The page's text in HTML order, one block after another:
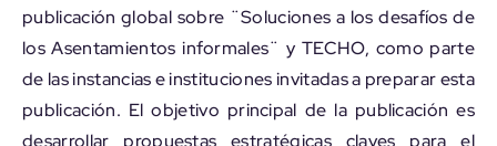
publicación global sobre ¨Soluciones a los desafíos de
los Asentamientos informales¨ y TECHO, como parte
de las instancias e instituciones invitadas a preparar esta
publicación. El objetivo principal de la publicación es
desarrollar propuestas estratégicas claves para el